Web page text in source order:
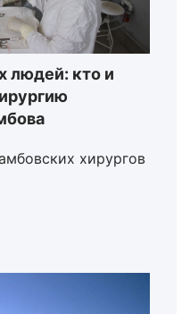
людей: кто и
хирургов